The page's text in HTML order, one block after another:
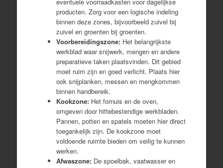
producten. Zorg voor een logische indeling
binnen deze zones, bijvoorbeeld zuivel bij
zuivel en groenten bij groenten.
Voorbereidingszone:Het belangrijkste
werkblad waar snijwerk, mengen en andere
preparatieve taken plaatsvinden. Dit gebied
moet ruim zijn en goed verlicht. Plaats hier
ook snijplanken, messen en mengkommen
binnen handbereik.
Kookzone:Het fornuis en de oven,
omgeven door hittebestendige werkbladen.
Pannen, potten en spatels moeten hier direct
toegankelijk zijn. De kookzone moet
voldoende ruimte bieden om veilig te kunnen
werken.
Afwaszone:De spoelbak, vaatwasser en